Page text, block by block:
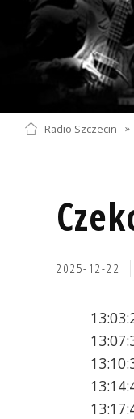
Radio Szczecin »
2025-12-22